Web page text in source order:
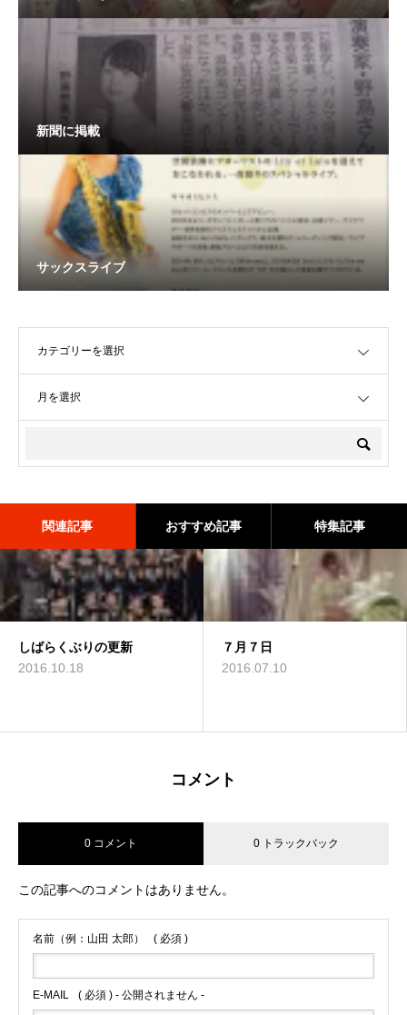
新聞に掲載
サックスライブ
関連記事 おすすめ記事 特集記事
しばらくぶりの更新
2016.10.18
７月７日
2016.07.10
【11月22日(土)コンサート出
演者紹介】ピアニスト 浅川
ジャズ
2016.05.02
素読
2015.12.23
コメント
0 コメント 0 トラックバック
この記事へのコメントはありません。
名前（例：山田 太郎） ( 必須 )
E-MAIL ( 必須 ) - 公開されません -